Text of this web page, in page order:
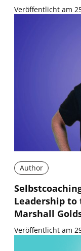
Veröffentlicht am
Author
Leadership to
Marshall
Veröffentlicht am